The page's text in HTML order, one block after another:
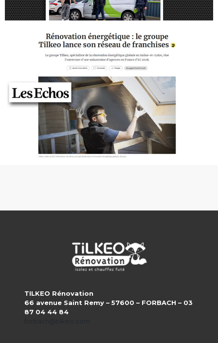
TILKEO Rénovation
66 avenue Saint Remy – 57600 – FORBACH – 03
87 04 44 84